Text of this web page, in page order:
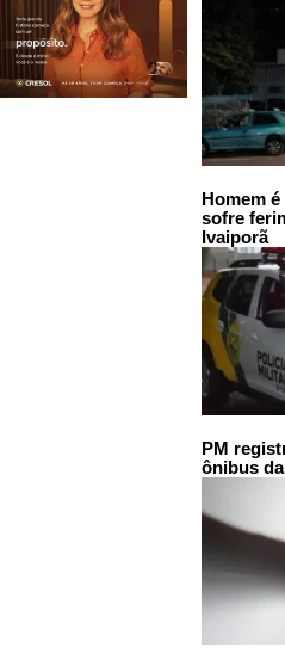
Homem
sofre
Ivaiporã
PM
ônibus